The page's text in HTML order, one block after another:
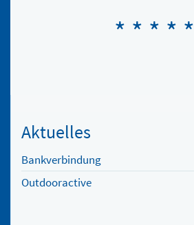
* * * * *
Aktuelles
Bankverbindung
Outdooractive